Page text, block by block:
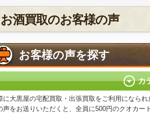
お酒買取のお客様の声
お客様の声を探す
カ
に大黒屋の宅配買取・出張買取をご利用になら
声をお送りいただくと、全員に500円のクオカー